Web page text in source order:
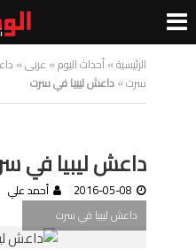
الرئيسية»أحداث اليوم» عربى»
سرت»داعش ليبيا في سرت
داعش ليبيا في
2016-05-08 أحمد علي
داعش ليبيا في سرت